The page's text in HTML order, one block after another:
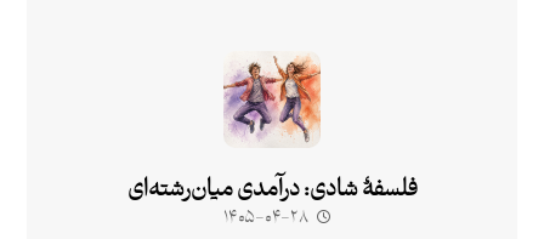
فلسفۀ شادی: درآمدی میان‌رشته‌ای
۱۴۰۵-۰۴-۲۸